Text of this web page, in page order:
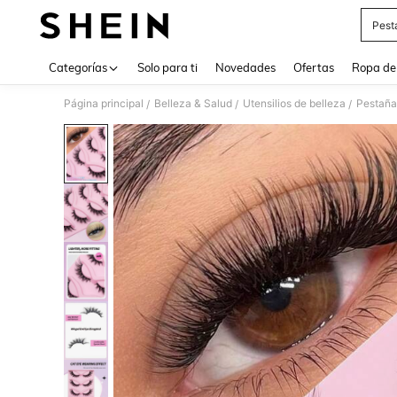
Categorías Solo para ti Novedades Ofertas Ropa
Página principal / Belleza & Salud / Utensilios de belleza /